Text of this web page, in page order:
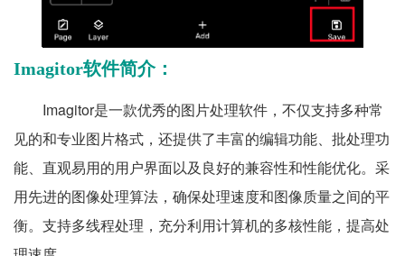
Imagitor软件简介：
Imagitor是一款优秀的图片处理软件，不仅支持多种常
见的和专业图片格式，还提供了丰富的编辑功能、批处理功
能、直观易用的用户界面以及良好的兼容性和性能优化。采
用先进的图像处理算法，确保处理速度和图像质量之间的平
衡。支持多线程处理，充分利用计算机的多核性能，提高处